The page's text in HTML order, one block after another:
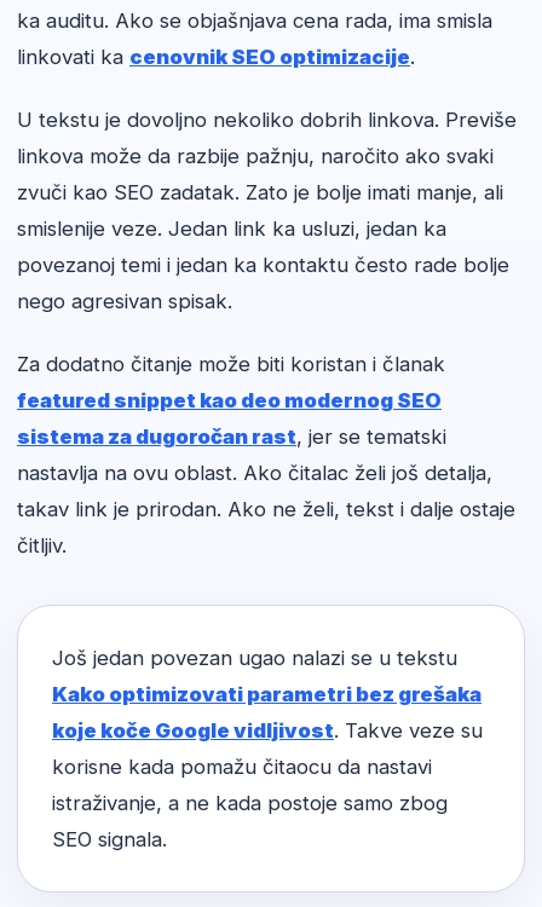
ka auditu. Ako se objašnjava cena rada, ima smisla
linkovati ka cenovnik SEO optimizacije.
U tekstu je dovoljno nekoliko dobrih linkova. Previše
linkova može da razbije pažnju, naročito ako svaki
zvuči kao SEO zadatak. Zato je bolje imati manje, ali
smislenije veze. Jedan link ka usluzi, jedan ka
povezanoj temi i jedan ka kontaktu često rade bolje
nego agresivan spisak.
Za dodatno čitanje može biti koristan i članak
featured snippet kao deo modernog SEO
sistema za dugoročan rast, jer se tematski
nastavlja na ovu oblast. Ako čitalac želi još detalja,
takav link je prirodan. Ako ne želi, tekst i dalje ostaje
čitljiv.
Još jedan povezan ugao nalazi se u tekstu
Kako optimizovati parametri bez grešaka
koje koče Google vidljivost. Takve veze su
korisne kada pomažu čitaocu da nastavi
istraživanje, a ne kada postoje samo zbog
SEO signala.